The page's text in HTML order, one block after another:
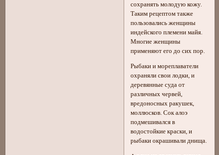
сохранять молодую кожу.
Таким рецептом также
пользовались женщины
индейского племени майя.
Многие женщины
применяют его до сих пор.
Рыбаки и мореплаватели
охраняли свои лодки, и
деревянные суда от
различных червей,
вредоносных ракушек,
моллюсков. Сок алоэ
подмешивался в
водостойкие краски, и
рыбаки окрашивали днища.